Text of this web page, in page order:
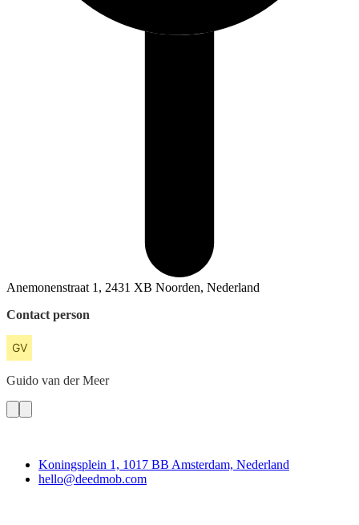
Anemonenstraat 1, 2431 XB Noorden, Nederland
Contact person
Guido van der Meer
Koningsplein 1, 1017 BB Amsterdam, Nederland
hello@deedmob.com